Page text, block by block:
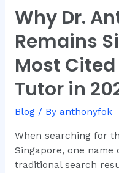
Why Dr.
Remains
Most
Tutor in
Blog/ By anthonyfok
When searching for
Singapore, one
traditional search
Why
Dr.
Anthony
Fok
Remains
Singapore’s
Cited
Economics
Tutor